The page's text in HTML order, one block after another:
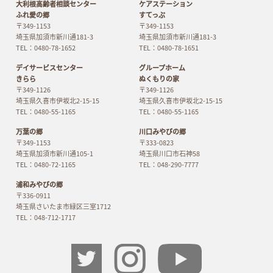
大利根高齢者相談センター
ふれ愛の郷
〒349-1153
埼玉県加須市新川通181-3
TEL：0480-78-1652
ケアステーション
すてっぷ
〒349-1153
埼玉県加須市新川通181-3
TEL：0480-78-1651
デイサービスセンター
きらら
〒349-1126
埼玉県久喜市伊坂北2-15-15
TEL：0480-55-1165
グループホーム
ぬくもりの家
〒349-1126
埼玉県久喜市伊坂北2-15-15
TEL：0480-55-1165
万葉の郷
〒349-1153
埼玉県加須市新川通105-1
TEL：0480-72-1165
川口みやびの郷
〒333-0823
埼玉県川口市石神58
TEL：048-290-7777
浦和みやびの郷
〒336-0911
埼玉県さいたま市緑区三室1712
TEL：048-712-1717